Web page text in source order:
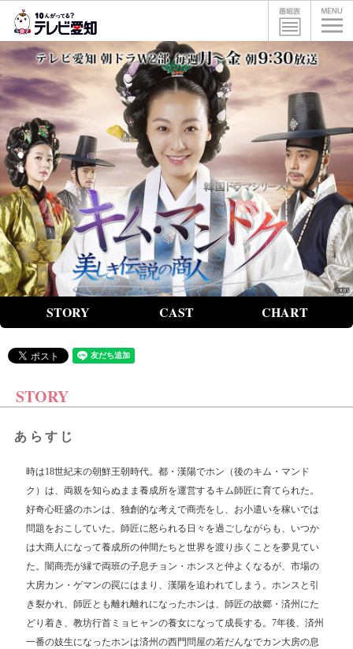
STORY CAST CHART
STORY
あらすじ
時は18世紀末の朝鮮王朝時代。都・漢陽でホン（後のキム・マンド
ク）は、両親を知らぬまま養成所を運営するキム師匠に育てられた。
好奇心旺盛のホンは、独創的な考えで商売をし、お小遣いを稼いでは
問題をおこしていた。師匠に怒られる日々を過ごしながらも、いつか
は大商人になって養成所の仲間たちと世界を渡り歩くことを夢見てい
た。闇商売が縁で両班の子息チョン・ホンスと仲よくなるが、市場の
大房カン・ゲマンの罠にはまり、漢陽を追われてしまう。ホンスと引
き裂かれ、師匠とも離れ離れになったホンは、師匠の故郷・済州にた
どり着き、教坊行首ミョヒャンの養女になって成長する。7年後、済州
一番の妓生になったホンは済州の西門問屋の若だんなでカン大房の息